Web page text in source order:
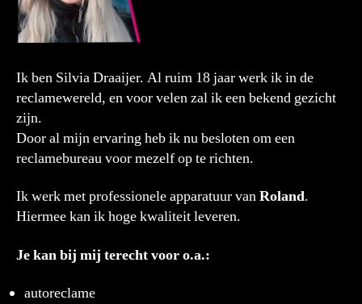
Ik ben Silvia Draaijer. Al ruim 18 jaar werk ik in de
reclamewereld, en voor velen zal ik een bekend gezicht
zijn.
Door al mijn ervaring heb ik nu besloten om een
reclamebureau voor mezelf op te richten.
Ik werk met professionele apparatuur vanRoland.
Hiermee kan ik hoge kwaliteit leveren.
Je kan bij mij terecht voor o.a.:
autoreclame